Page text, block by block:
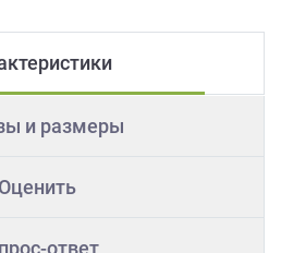
и размеры
Оценить